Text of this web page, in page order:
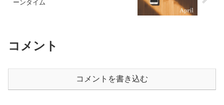
ーンタイム
コメント
コメントを書き込む